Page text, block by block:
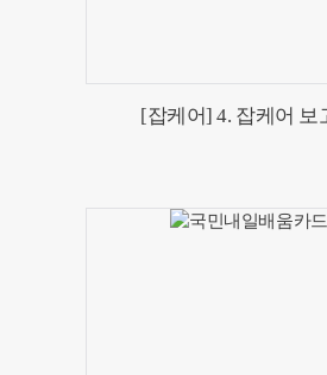
[잡케어] 4. 잡케어 보